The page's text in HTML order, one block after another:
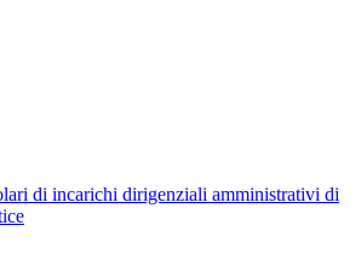
di incarichi dirigenziali amministrativi di